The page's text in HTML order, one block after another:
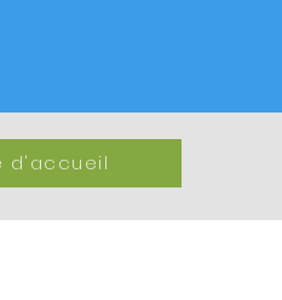
d'accueil